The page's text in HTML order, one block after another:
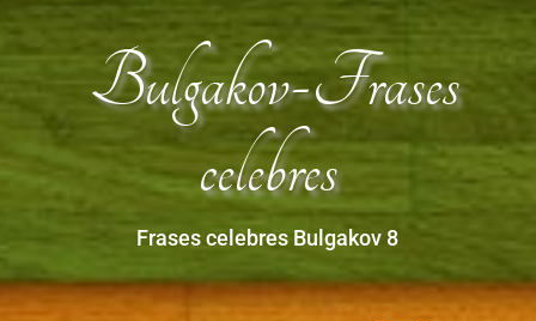
Bulgakov-Frases
celebres
Frases celebres Bulgakov 8